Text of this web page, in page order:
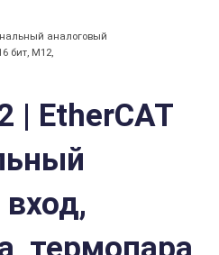
аналоговый
бит, M12,
| EtherCAT